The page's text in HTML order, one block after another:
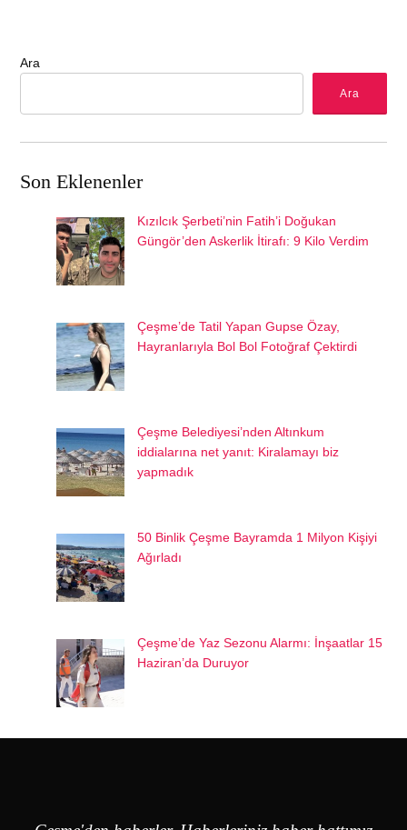
Ara
Ara
Son Eklenenler
Kızılcık Şerbeti’nin Fatih’i Doğukan
Güngör’den Askerlik İtirafı: 9 Kilo Verdim
Çeşme’de Tatil Yapan Gupse Özay,
Hayranlarıyla Bol Bol Fotoğraf Çektirdi
Çeşme Belediyesi’nden Altınkum
iddialarına net yanıt: Kiralamayı biz
yapmadık
50 Binlik Çeşme Bayramda 1 Milyon Kişiyi
Ağırladı
Çeşme’de Yaz Sezonu Alarmı: İnşaatlar 15
Haziran’da Duruyor